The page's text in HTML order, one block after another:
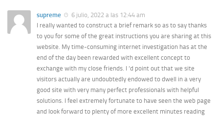
supreme
6 julio, 2022 a las 12:44 am
I really wanted to construct a brief remark so as to say thanks
to you for some of the great instructions you are sharing at this
website. My time-consuming internet investigation has at the
end of the day been rewarded with excellent concept to
exchange with my close friends. I ‘d point out that we site
visitors actually are undoubtedly endowed to dwell in a very
good site with very many perfect professionals with helpful
solutions. I feel extremely fortunate to have seen the web page
and look forward to plenty of more excellent minutes reading